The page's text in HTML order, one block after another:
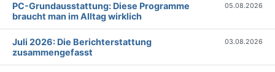
PC-Grundausstattung: Diese Programme
braucht man im Alltag wirklich
05.08.2026
Juli 2026: Die Bericht­erstattung
zusammengefasst
03.08.2026